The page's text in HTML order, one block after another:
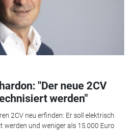
"Der neue 2CV
werden"
2CV neu erfinden: Er soll elektrisch
werden und weniger als 15.000 Euro